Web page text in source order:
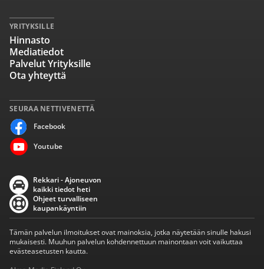
SEURAA NETTIVENETTÄ
Facebook
Youtube
YRITYKSILLE
Hinnasto
Mediatiedot
Palvelut Yrityksille
Ota yhteyttä
Rekkari - Ajoneuvon
kaikki tiedot heti
Ohjeet turvalliseen
kaupankäyntiin
Tämän palvelun ilmoitukset ovat mainoksia, jotka näytetään sinulle hakusi
mukaisesti. Muuhun palvelun kohdennettuun mainontaan voit vaikuttaa
evästeasetusten kautta.